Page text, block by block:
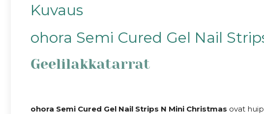
Kuvaus
ohora Semi Cured Gel Nail
Geelilakkatarrat
ohora Semi Cured Gel Nail Strips N Mini Christmas ovat